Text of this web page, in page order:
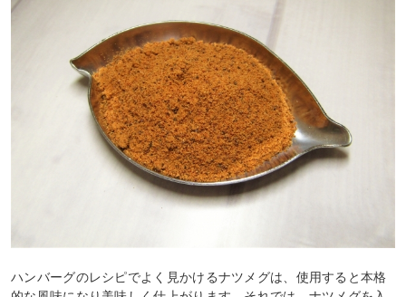
ハンバーグのレシピでよく見かけるナツメグは、使用すると本格